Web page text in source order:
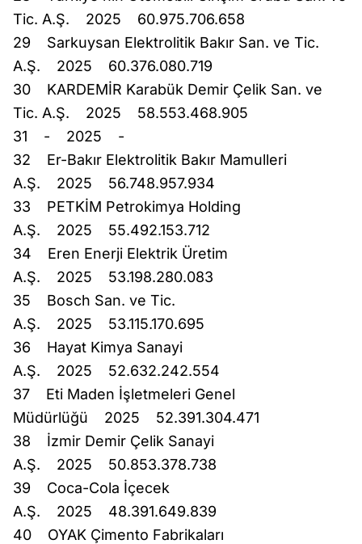
Tic. A.Ş. 2025 60.975.706.658
29 Sarkuysan Elektrolitik Bakır San. ve Tic.
A.Ş. 2025 60.376.080.719
30 KARDEMİR Karabük Demir Çelik San. ve
Tic. A.Ş. 2025 58.553.468.905
31 - 2025 -
32 Er-Bakır Elektrolitik Bakır Mamulleri
A.Ş. 2025 56.748.957.934
33 PETKİM Petrokimya Holding
A.Ş. 2025 55.492.153.712
34 Eren Enerji Elektrik Üretim
A.Ş. 2025 53.198.280.083
35 Bosch San. ve Tic.
A.Ş. 2025 53.115.170.695
36 Hayat Kimya Sanayi
A.Ş. 2025 52.632.242.554
37 Eti Maden İşletmeleri Genel
Müdürlüğü 2025 52.391.304.471
38 İzmir Demir Çelik Sanayi
A.Ş. 2025 50.853.378.738
39 Coca-Cola İçecek
A.Ş. 2025 48.391.649.839
40 OYAK Çimento Fabrikaları